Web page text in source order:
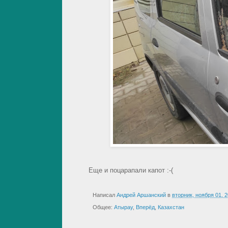
Еще и поцарапали капот :-(
Написал Андрей Аршанский в вторник, ноября 01,
Общее: Атырау, Вперёд Казахстан